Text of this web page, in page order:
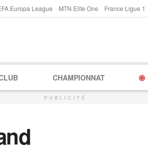
Europa League MTN Elite One France Ligue 1
CHAMPIONNAT
PUBLICITÉ